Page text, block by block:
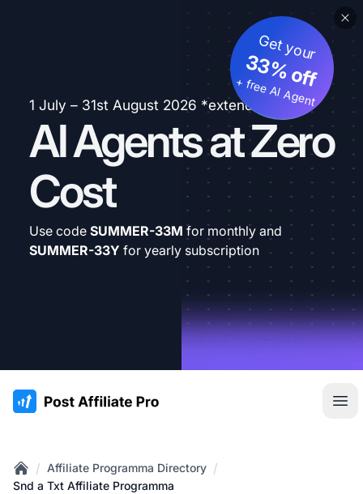
1 July – 31st August 2026 *extended
AI Agents at Zero
Cost
Get your
33% off
+ free AI Agent
Use code SUMMER-33M for monthly and
SUMMER-33Y for yearly subscription
:site.title
Home
/ Affiliate Programma Directory /
Snd a Txt Affiliate Programma